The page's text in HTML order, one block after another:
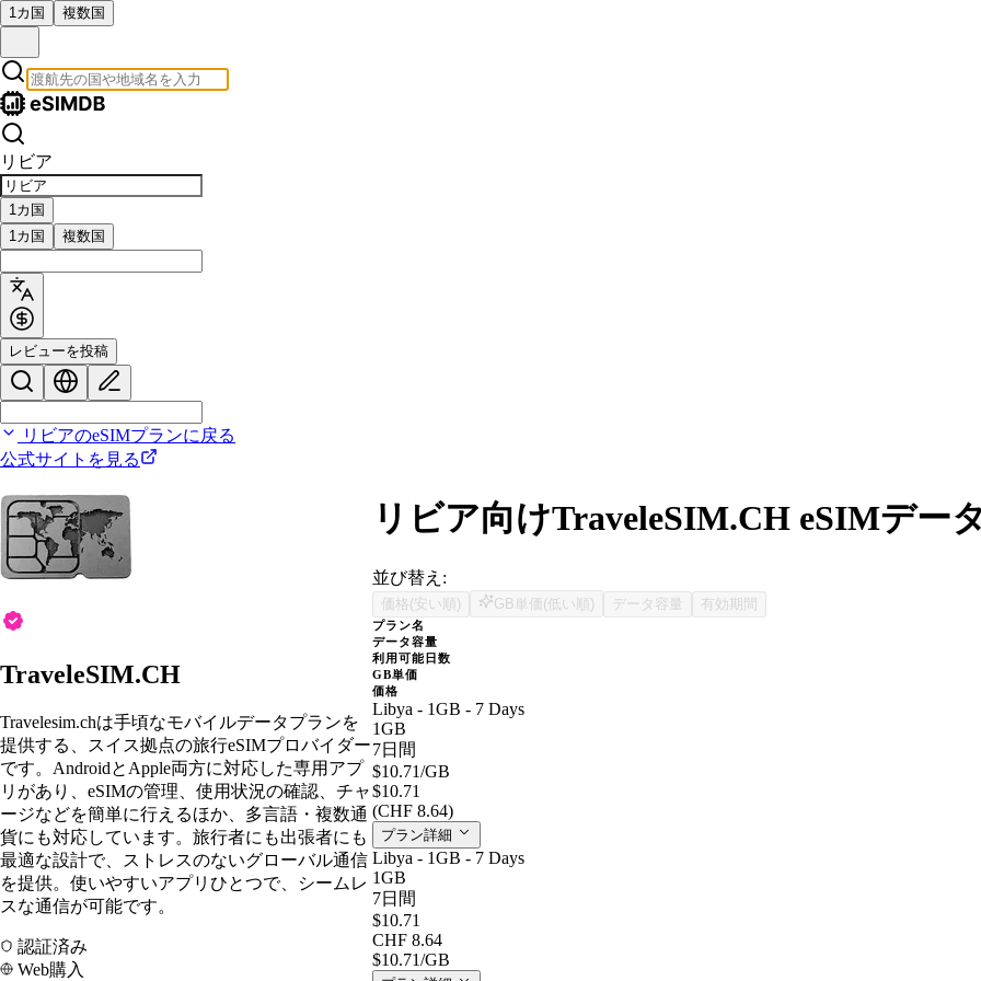
1カ国 複数国
リビア
1カ国
1カ国
複数国
レビューを投稿
リビアのeSIMプランに戻る
公式サイトを見る
TraveleSIM.CH
Travelesim.chは手頃なモバイルデータプランを
提供する、スイス拠点の旅行eSIMプロバイダー
です。AndroidとApple両方に対応した専用アプ
リがあり、eSIMの管理、使用状況の確認、チャ
ージなどを簡単に行えるほか、多言語・複数通
貨にも対応しています。旅行者にも出張者にも
最適な設計で、ストレスのないグローバル通信
を提供。使いやすいアプリひとつで、シームレ
スな通信が可能です。
認証済み
Web購入
リビア向けTraveleSIM.CH eSIMデー
並び替え:
価格(安い順) GB単価(低い順) データ容量 有効期間
プラン名
データ容量
利用可能日数
GB単価
価格
Libya - 1GB - 7 Days
1GB
7日間
$10.71/GB
$10.71
(CHF 8.64)
プラン詳細
Libya - 1GB - 7 Days
1GB
7日間
$10.71
CHF 8.64
$10.71/GB